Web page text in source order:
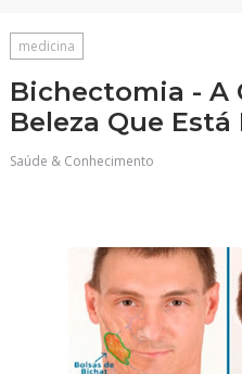
medicina
Bichectomia - A
Beleza Que
Saúde & Conhecimento